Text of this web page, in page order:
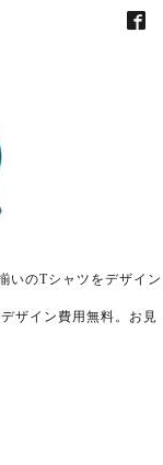
いのTシャツをデザイン
ザイン費用無料。お見